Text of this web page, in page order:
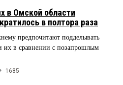
в Омской области
в полтора раза
предпочитают подделывать
их в сравнении с позапрошлым
1685